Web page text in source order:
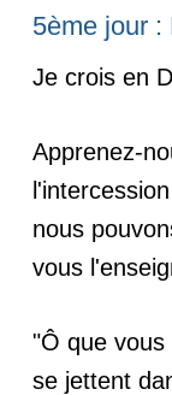
5ème jour :
Je crois en
Apprenez-
nous
vous
"Ô que vous
se jettent